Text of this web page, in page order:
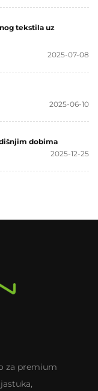
tekstila uz
2025-07-08
2025-06-10
dobima
2025-12-25
za premium